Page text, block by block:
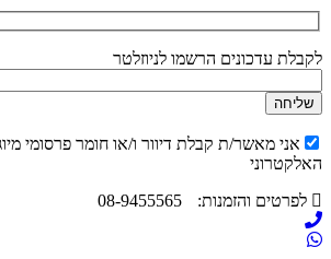
עדכונים הרשמו לניוזלטר
מאשר/ת קבלת דיוור ו/או חומר פרסומי מיוגה
והזמנות:
08-9455565